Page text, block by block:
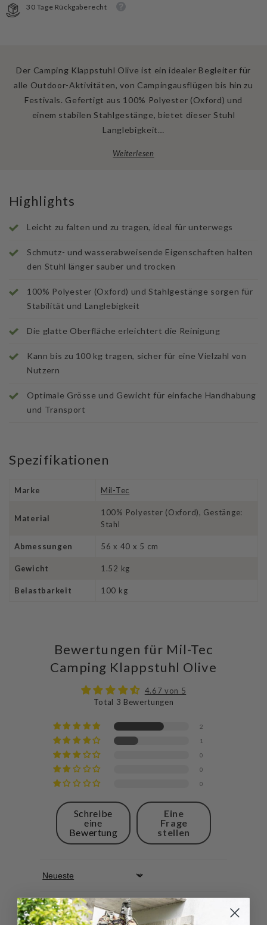
30 Tage Rückgaberecht
Der Camping Klappstuhl Olive ist ein idealer Begleiter für
alle Outdoor-Aktivitäten, von Campingausflügen bis hin zu
Festivals. Gefertigt aus 100% Polyester (Oxford) und
einem stabilen Stahlgestänge, bietet dieser Stuhl
Langlebigkeit…
Weiterlesen
Highlights
Leicht zu falten und zu tragen, ideal für unterwegs
Schmutz- und wasserabweisende Eigenschaften halten
den Stuhl länger sauber und trocken
100% Polyester (Oxford) und Stahlgestänge sorgen für
Stabilität und Langlebigkeit
Die glatte Oberfläche erleichtert die Reinigung
Kann bis zu 100 kg tragen, sicher für eine Vielzahl von
Nutzern
Optimale Grösse und Gewicht für einfache Handhabung
und Transport
Spezifikationen
Marke Mil-Tec
Material
100% Polyester (Oxford), Gestänge:
Stahl
Abmessungen 56 x 40 x 5 cm
Gewicht 1.52 kg
Belastbarkeit 100 kg
Bewertungen für Mil-Tec
Camping Klappstuhl Olive
4.67 von 5
Total 3 Bewertungen
2
1
0
0
0
Schreibe
eine
Bewertung
Eine
Frage
stellen
Sort by
Markus